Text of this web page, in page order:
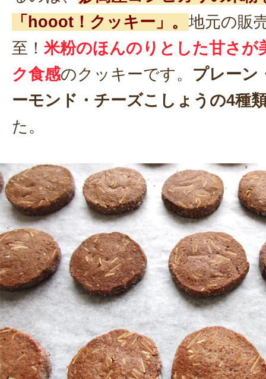
「hooot！クッキー」。 地元の販
至！ 米粉のほんのりとした甘さが
ク食感のクッキーです。 プレーン
ーモンド・チーズこしょうの4種
た。